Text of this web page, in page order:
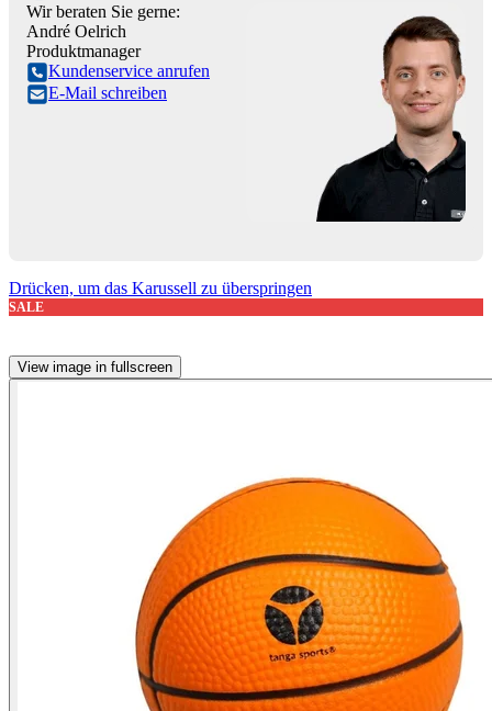
Wir beraten Sie gerne:
André Oelrich
Produktmanager
Kundenservice anrufen
E-Mail schreiben
Drücken, um das Karussell zu überspringen
SALE
View image in fullscreen